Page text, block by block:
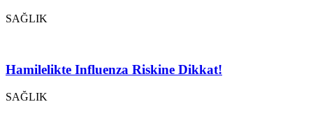
SAĞLIK
Hamilelikte Influenza Riskine Dikkat!
SAĞLIK